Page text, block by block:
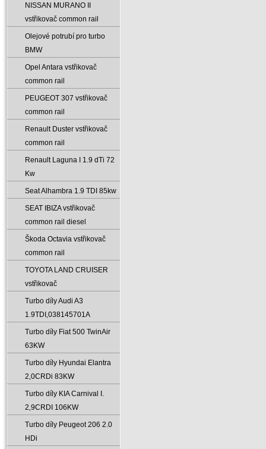
NISSAN MURANO II
vstřikovač common rail
Olejové potrubí pro turbo
BMW
Opel Antara vstřikovač
common rail
PEUGEOT 307 vstřikovač
common rail
Renault Duster vstřikovač
common rail
Renault Laguna I 1.9 dTi 72
Kw
Seat Alhambra 1.9 TDI 85kw
SEAT IBIZA vstřikovač
common rail diesel
Škoda Octavia vstřikovač
common rail
TOYOTA LAND CRUISER
vstřikovač
Turbo díly Audi A3
1.9TDI‚038145701A
Turbo díly Fiat 500 TwinAir
63KW
Turbo díly Hyundai Elantra
2‚0CRDi 83KW
Turbo díly KIA Carnival I.
2‚9CRDI 106KW
Turbo díly Peugeot 206 2.0
HDi